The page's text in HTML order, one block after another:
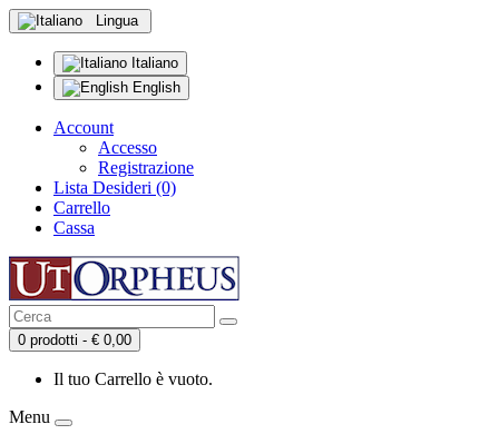
Lingua
Italiano
English
Account
Accesso
Registrazione
Lista Desideri (0)
Carrello
Cassa
0 prodotti - € 0,00
Il tuo Carrello è vuoto.
Menu